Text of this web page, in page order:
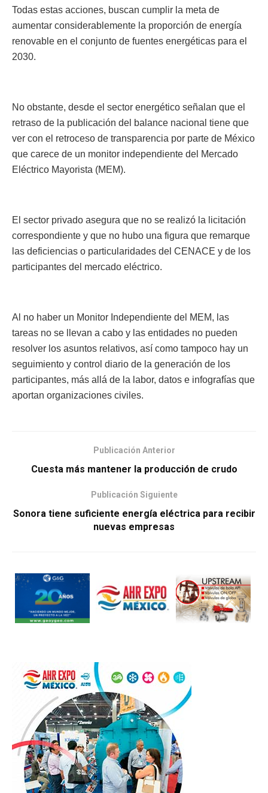
Todas estas acciones, buscan cumplir la meta de
aumentar considerablemente la proporción de energía
renovable en el conjunto de fuentes energéticas para el
2030.
No obstante, desde el sector energético señalan que el
retraso de la publicación del balance nacional tiene que
ver con el retroceso de transparencia por parte de México
que carece de un monitor independiente del Mercado
Eléctrico Mayorista (MEM).
El sector privado asegura que no se realizó la licitación
correspondiente y que no hubo una figura que remarque
las deficiencias o particularidades del CENACE y de los
participantes del mercado eléctrico.
Al no haber un Monitor Independiente del MEM, las
tareas no se llevan a cabo y las entidades no pueden
resolver los asuntos relativos, así como tampoco hay un
seguimiento y control diario de la generación de los
participantes, más allá de la labor, datos e infografías que
aportan organizaciones civiles.
Publicación Anterior
Cuesta más mantener la producción de crudo
Publicación Siguiente
Sonora tiene suficiente energía eléctrica para recibir
nuevas empresas